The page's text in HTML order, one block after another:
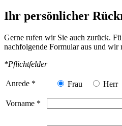
Ihr persönlicher
Gerne rufen wir Sie auch zurück.
nachfolgende Formular aus und wir
*Pflichtfelder
Anrede * Frau Herr
Vorname *